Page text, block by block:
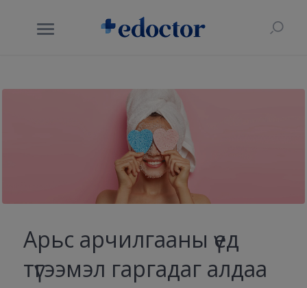
Арьс арчилгааны үед
түгээмэл гаргадаг алдаа